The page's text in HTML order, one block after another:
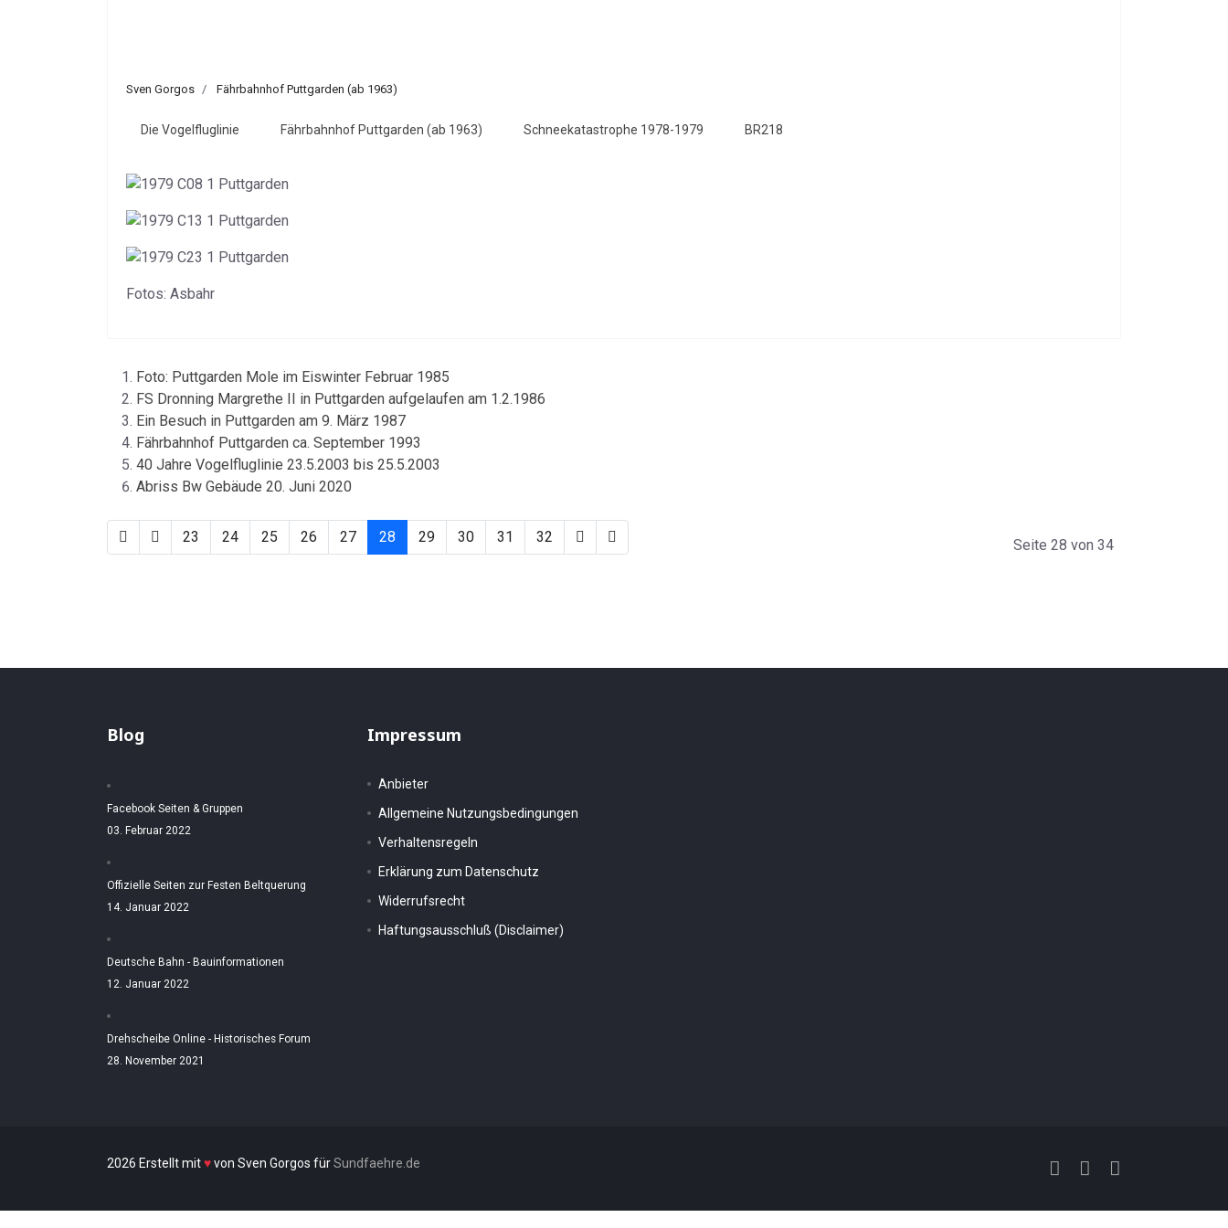
Sven Gorgos Fährbahnhof Puttgarden (ab 1963)
Die Vogelfluglinie Fährbahnhof Puttgarden (ab 1963) Schneekatastrophe 1978-1979 BR218
Fotos: Asbahr
Foto: Puttgarden Mole im Eiswinter Februar 1985
FS Dronning Margrethe II in Puttgarden aufgelaufen am 1.2.1986
Ein Besuch in Puttgarden am 9. März 1987
Fährbahnhof Puttgarden ca. September 1993
40 Jahre Vogelfluglinie 23.5.2003 bis 25.5.2003
Abriss Bw Gebäude 20. Juni 2020
Seite 28 von 34
23 24 25 26 27 28 29 30 31 32
Blog
Facebook Seiten & Gruppen
03. Februar 2022
Offizielle Seiten zur Festen Beltquerung
14. Januar 2022
Deutsche Bahn - Bauinformationen
12. Januar 2022
Drehscheibe Online - Historisches Forum
28. November 2021
Impressum
Anbieter
Allgemeine Nutzungsbedingungen
Verhaltensregeln
Erklärung zum Datenschutz
Widerrufsrecht
Haftungsausschluß (Disclaimer)
2026 Erstellt mit♥von Sven Gorgos fürSundfaehre.de